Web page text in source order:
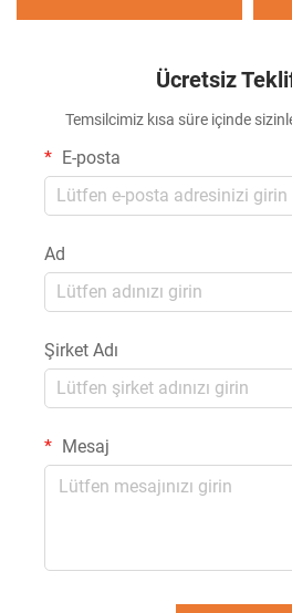
Ücretsiz
Temsilcimiz kısa süre içinde
E-posta
Ad
Şirket Adı
Mesaj